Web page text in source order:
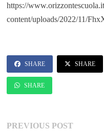
https://
content/uploads/2022/11/
SHARE SHARE
SHARE
PREVIOUS POSTPrevious